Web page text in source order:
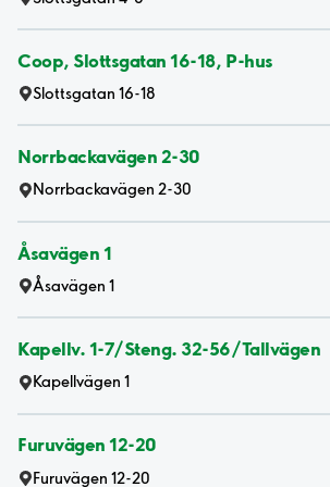
Coop, Slottsgatan 16-18, P-hus
Slottsgatan 16-18
Norrbackavägen 2-30
Norrbackavägen 2-30
Åsavägen 1
Åsavägen 1
Kapellv. 1-7/Steng. 32-56/Tallvägen
Kapellvägen 1
Furuvägen 12-20
Furuvägen 12-20